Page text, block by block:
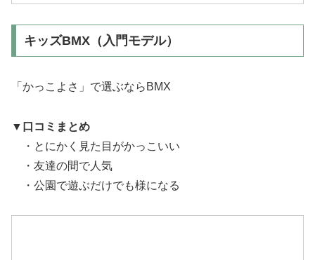
キッズBMX（入門モデル）
「かっこよさ」で選ぶならBMX
▼ 口コミまとめ
・とにかく見た目がかっこいい
・友達の間で人気
・公園で遊ぶだけでも様になる